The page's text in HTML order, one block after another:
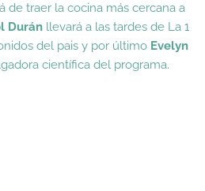
de traer la cocina más cercana a
Durán llevará a las tardes de La 1
del pais y por último Evelyn
científica del programa.